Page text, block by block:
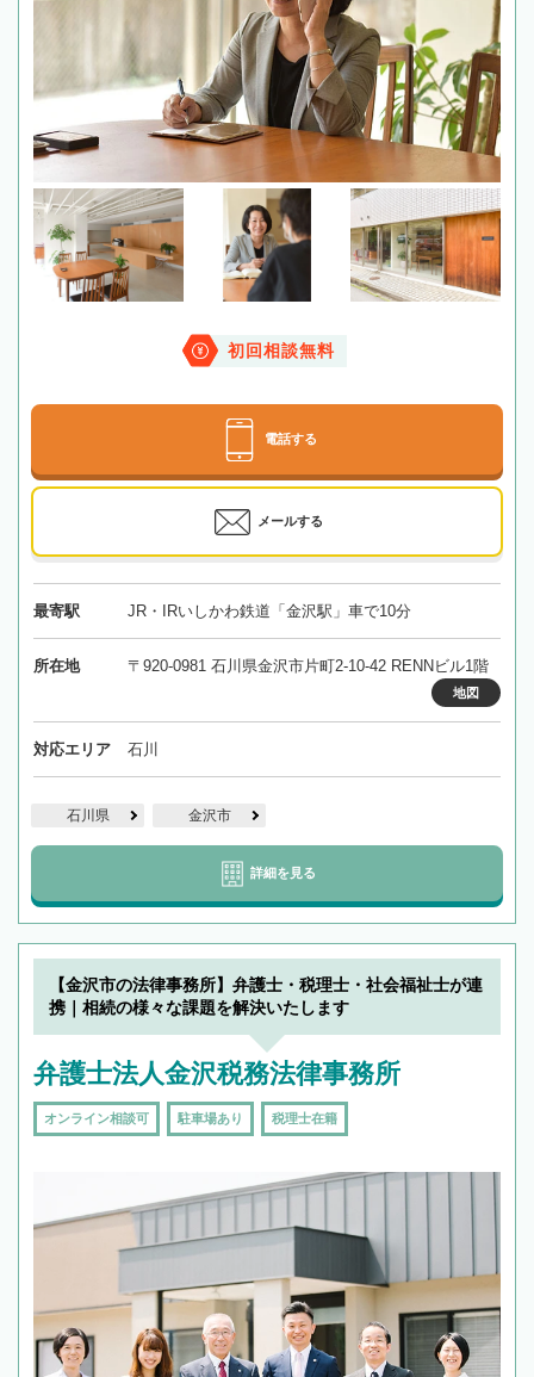
初回相談無料
電話する
メールする
最寄駅 JR・IRいしかわ鉄道「金沢駅」車で10分
所在地 〒920-0981 石川県金沢市片町2-10-42 RENNビル1階
地図
対応エリア 石川
石川県 金沢市
詳細を見る
【金沢市の法律事務所】弁護士・税理士・社会福祉士が連
携｜相続の様々な課題を解決いたします
弁護士法人金沢税務法律事務所
オンライン相談可 駐車場あり 税理士在籍